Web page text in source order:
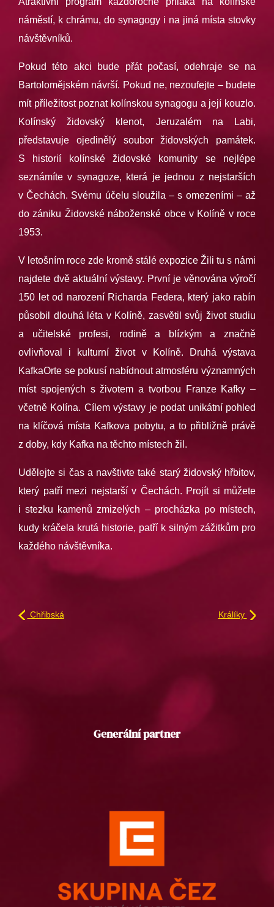
náměstí, k chrámu, do synagogy i na jiná místa stovky
návštěvníků.
Pokud této akci bude přát počasí, odehraje se na
Bartolomějském návrší. Pokud ne, nezoufejte – budete
mít příležitost poznat kolínskou synagogu a její kouzlo.
Kolínský židovský klenot, Jeruzalém na Labi,
představuje ojedinělý soubor židovských památek.
S historií kolínské židovské komunity se nejlépe
seznámíte v synagoze, která je jednou z nejstarších
v Čechách. Svému účelu sloužila – s omezeními – až
do zániku Židovské náboženské obce v Kolíně v roce
1953.
V letošním roce zde kromě stálé expozice Žili tu s námi
najdete dvě aktuální výstavy. První je věnována výročí
150 let od narození Richarda Federa, který jako rabín
působil dlouhá léta v Kolíně, zasvětil svůj život studiu
a učitelské profesi, rodině a blízkým a značně
ovlivňoval i kulturní život v Kolíně. Druhá výstava
KafkaOrte se pokusí nabídnout atmosféru významných
míst spojených s životem a tvorbou Franze Kafky –
včetně Kolína. Cílem výstavy je podat unikátní pohled
na klíčová místa Kafkova pobytu, a to přibližně právě
z doby, kdy Kafka na těchto místech žil.
Udělejte si čas a navštivte také starý židovský hřbitov,
který patří mezi nejstarší v Čechách. Projít si můžete
i stezku kamenů zmizelých – procházka po místech,
kudy kráčela krutá historie, patří k silným zážitkům pro
každého návštěvníka.
Chřibská Králíky
Generální partner